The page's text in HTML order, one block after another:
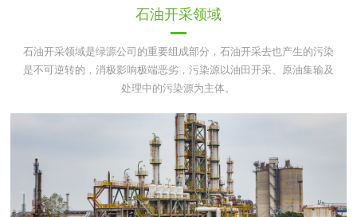
石油开采领域
石油开采领域是绿源公司的重要组成部分，石油开采去也产生的污染
是不可逆转的，消极影响极端恶劣，污染源以油田开采、原油集输及
处理中的污染源为主体。